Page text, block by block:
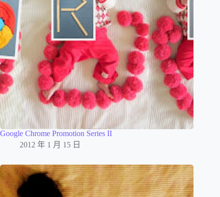
Google Chrome Promotion Series II
2012 年 1 月 15 日